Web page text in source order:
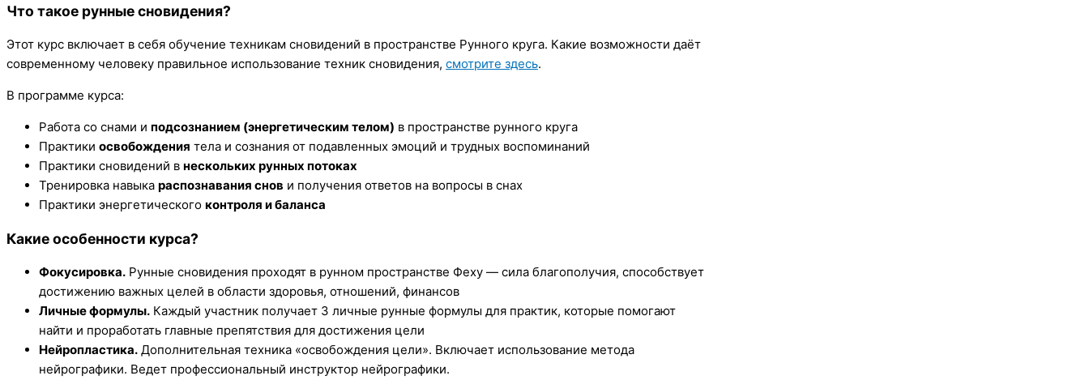
Что такое рунные сновидения?
Этот курс включает в себя обучение техникам сновидений в пространстве Рунного круга. Какие возможности даёт
современному человеку правильное использование техник сновидения, смотрите здесь.
В программе курса:
Работа со снами и подсознанием (энергетическим телом) в пространстве рунного круга
Практики освобождения тела и сознания от подавленных эмоций и трудных воспоминаний
Практики сновидений в нескольких рунных потоках
Тренировка навыка распознавания снов и получения ответов на вопросы в снах
Практики энергетического контроля и баланса
Какие особенности курса?
Фокусировка. Рунные сновидения проходят в рунном пространстве Феху — сила благополучия, способствует
достижению важных целей в области здоровья, отношений, финансов
Личные формулы. Каждый участник получает 3 личные рунные формулы для практик, которые помогают
найти и проработать главные препятствия для достижения цели
Нейропластика. Дополнительная техника «освобождения цели». Включает использование метода
нейрографики. Ведет профессиональный инструктор нейрографики.